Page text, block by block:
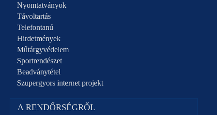
Nyomtatványok
Távoltartás
Telefontanú
Hirdetmények
Műtárgyvédelem
Sportrendészet
Beadványtétel
Szupergyors internet projekt
A RENDŐRSÉGRŐL